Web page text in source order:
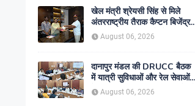
खेल मंत्री श्रेयसी सिंह से मिले
अंतरराष्ट्रीय तैराक कैप्टन बिजेंद्र
सिंह, गोकुल जलाशय में तैराकी
प्रशिक्षण केंद्र शुरू करने की उठाई
August 06, 2026
दानापुर मंडल की DRUCC बैठक
में यात्री सुविधाओं और रेल सेवाओं
के विस्तार पर मंथन, अधिकारियों को
दिए गए आवश्यक निर्देश
August 06, 2026